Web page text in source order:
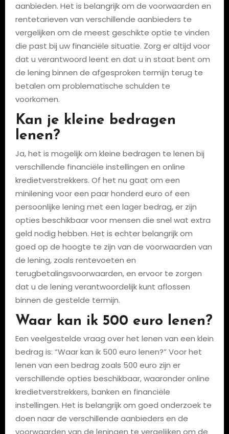
aanbieden. Het is belangrijk om de voorwaarden en
rentetarieven van verschillende aanbieders te
vergelijken om de meest geschikte optie te vinden
die past bij uw financiële situatie. Zorg er altijd voor
dat u verantwoord leent en dat u in staat bent om
de lening binnen de afgesproken termijn terug te
betalen om problematische schulden te
voorkomen.
Kan je kleine bedragen
lenen?
Ja, het is mogelijk om kleine bedragen te lenen bij
verschillende financiële instellingen en online
kredietverstrekkers. Of het nu gaat om een
minilening voor een paar honderd euro of een
persoonlijke lening met een lager bedrag, er zijn
opties beschikbaar voor mensen die snel wat extra
geld nodig hebben. Het is echter belangrijk om
goed op de hoogte te zijn van de voorwaarden van
de lening, zoals rentevoeten en
terugbetalingsvoorwaarden, en ervoor te zorgen
dat u de lening verantwoordelijk kunt aflossen
binnen de gestelde termijn.
Waar kan ik 500 euro lenen?
Een veelgestelde vraag over het lenen van een klein
bedrag is: “Waar kan ik 500 euro lenen?” Voor het
lenen van een bedrag zoals 500 euro zijn er
verschillende opties beschikbaar, waaronder online
kredietverstrekkers, banken en financiële
instellingen. Het is belangrijk om goed onderzoek te
doen naar de verschillende aanbieders en de
voorwaarden van de leningen te vergelijken om de